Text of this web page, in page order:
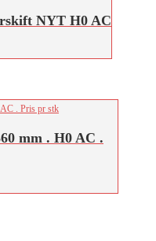
NYT H0 AC
mm . H0 AC .